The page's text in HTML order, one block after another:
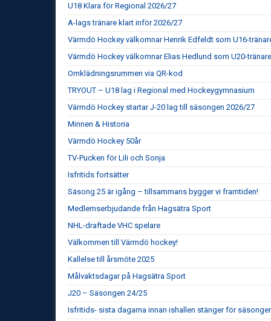
U18 Klara för Regional 2026/27
A-lags tränare klart inför 2026/27
Värmdö Hockey välkomnar Henrik Edfeldt som U16-
Värmdö Hockey välkomnar Elias Hedlund som U20-tränare
Omklädningsrummen via QR-kod
TRYOUT – U18 lag i Regional med Hockeygymnasium
Värmdö Hockey startar J-20 lag till säsongen 2026/27
Minnen & Historia
Värmdö Hockey 50år
TV-Pucken för Lili och Sonja
Isfritids fortsätter
Säsong 25 är igång – tillsammans bygger vi framtiden!
Medlemserbjudande från Hagsätra Sport
NHL-draftade VHC spelare
Välkommen till Värmdö hockey!
Kallelse till årsmöte 2025
Målvaktsdagar på Hagsätra Sport
J20 – Säsongen 24/25
Isfritids- sista dagarna innan ishallen stänger för